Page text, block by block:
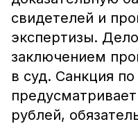
свидетелей и
экспертизы.
заключением
в суд. Санкция
рублей,